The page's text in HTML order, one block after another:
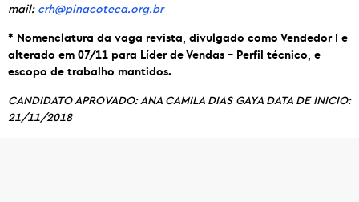
mail: crh@pinacoteca.org.br
* Nomenclatura da vaga revista, divulgado como Vendedor I e
alterado em 07/11 para Líder de Vendas – Perfil técnico, e
escopo de trabalho mantidos.
CANDIDATO APROVADO: ANA CAMILA DIAS GAYA DATA DE INICIO:
21/11/2018